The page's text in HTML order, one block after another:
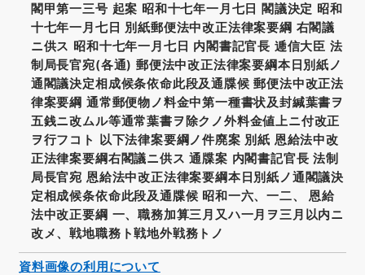
閣甲第一三号 起案 昭和十七年一月七日 閣議決定 昭和
十七年一月七日 別紙郵便法中改正法律案要綱 右閣議
ニ供ス 昭和十七年一月七日 内閣書記官長 逓信大臣 法
制局長官宛(各通) 郵便法中改正法律案要綱本日別紙ノ
通閣議決定相成候条依命此段及通牒候 郵便法中改正法
律案要綱 通常郵便物ノ料金中第一種書状及封緘葉書ヲ
五銭ニ改ムル等通常葉書ヲ除クノ外料金値上ニ付改正
ヲ行フコト 以下法律案要綱ノ件廃案 別紙 恩給法中改
正法律案要綱右閣議ニ供ス 通牒案 内閣書記官長 法制
局長官宛 恩給法中改正法律案要綱本日別紙ノ通閣議決
定相成候条依命此段及通牒候 昭和一六、一二、 恩給
法中改正要綱 一、職務加算三月又ハ一月ヲ三月以内ニ
改メ、戦地職務ト戦地外戦務トノ
資料画像の利用について